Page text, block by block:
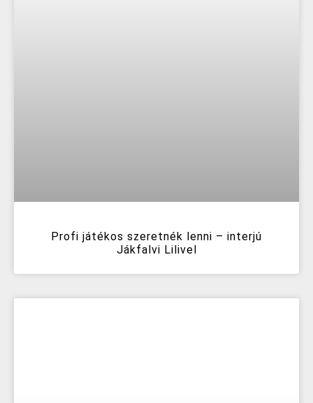
Profi játékos szeretnék lenni – interjú
Jákfalvi Lilivel